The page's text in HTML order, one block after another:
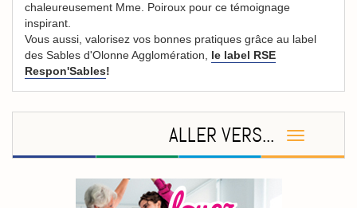
chaleureusement Mme. Poiroux pour ce témoignage
inspirant.
Vous aussi, valorisez vos bonnes pratiques grâce au label
des Sables d'Olonne Agglomération, le label RSE
Respon'Sables!
ALLER VERS...